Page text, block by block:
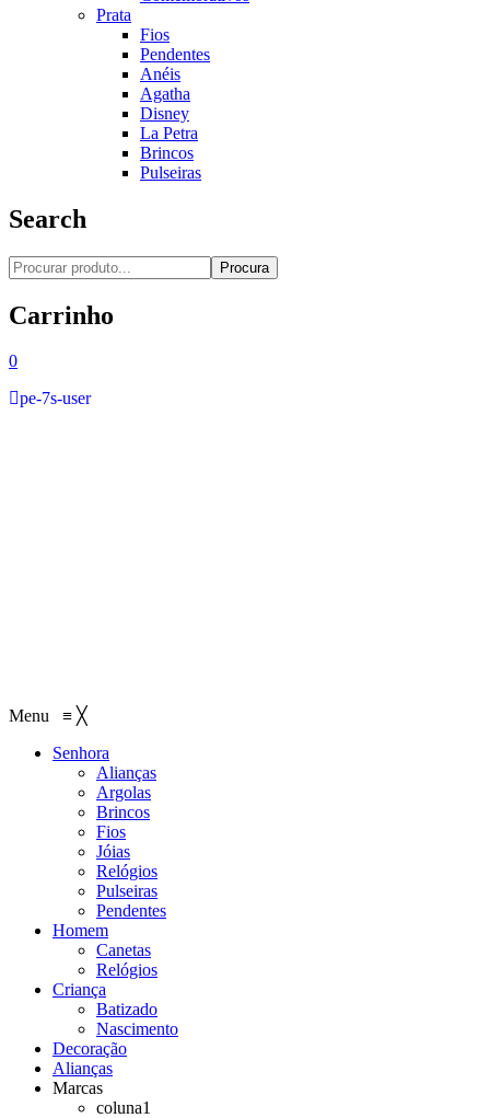
Prata
Fios
Pendentes
Anéis
Agatha
Disney
La Petra
Brincos
Pulseiras
Search
Procura
Carrinho
0
pe-7s-user
Menu ≡ ╳
Senhora
Alianças
Argolas
Brincos
Fios
Jóias
Relógios
Pulseiras
Pendentes
Homem
Canetas
Relógios
Criança
Batizado
Nascimento
Decoração
Alianças
Marcas
coluna1